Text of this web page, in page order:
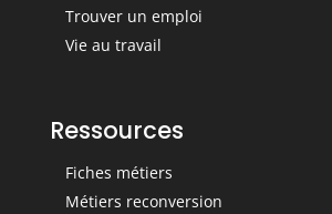
Trouver un emploi
Vie au travail
Ressources
Fiches métiers
Métiers reconversion